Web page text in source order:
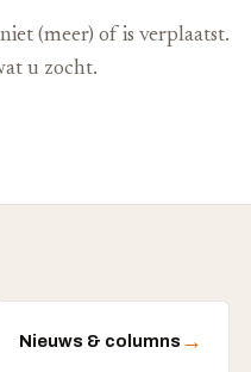
(meer) of is verplaatst.
u zocht.
Nieuws & columns →